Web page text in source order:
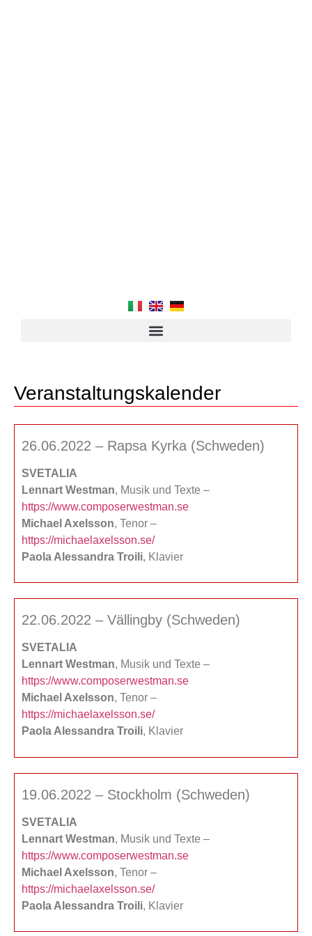
Veranstaltungskalender
26.06.2022 – Rapsa Kyrka (Schweden)
SVETALIA
Lennart Westman, Musik und Texte –
https://www.composerwestman.se
Michael Axelsson, Tenor –
https://michaelaxelsson.se/
Paola Alessandra Troili, Klavier
22.06.2022 – Vällingby (Schweden)
SVETALIA
Lennart Westman, Musik und Texte –
https://www.composerwestman.se
Michael Axelsson, Tenor –
https://michaelaxelsson.se/
Paola Alessandra Troili, Klavier
19.06.2022 – Stockholm (Schweden)
SVETALIA
Lennart Westman, Musik und Texte –
https://www.composerwestman.se
Michael Axelsson, Tenor –
https://michaelaxelsson.se/
Paola Alessandra Troili, Klavier